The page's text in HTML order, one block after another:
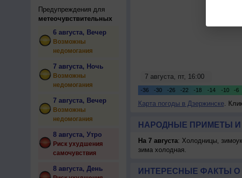
Предупреждения для
метеочувствительных
6 августа, Вечер
Возможны
недомогания
7 августа, Ночь
Возможны
недомогания
7 августа, Вечер
Возможны
недомогания
8 августа, Утро
Риск ухудшения
самочувствия
8 августа, День
Карта погоды в Дзержинске.
НАРОДНЫЕ ПРИМЕТЫ И
На 7 августа: Холодницы,
зима холодная.
ИНТЕРЕСНЫЕ ФАКТЫ О